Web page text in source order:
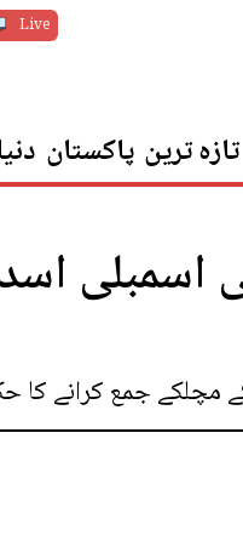
Live
تازہ ترین پاکستان
اسمبلی